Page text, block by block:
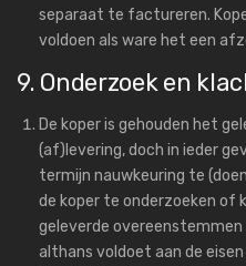
separaat te factureren.
voldoen als ware het een
9. Onderzoek en
De koper is gehouden het
(af)levering, doch in ieder
termijn nauwkeuring te
de koper te onderzoeken
geleverde
althans voldoet aan de